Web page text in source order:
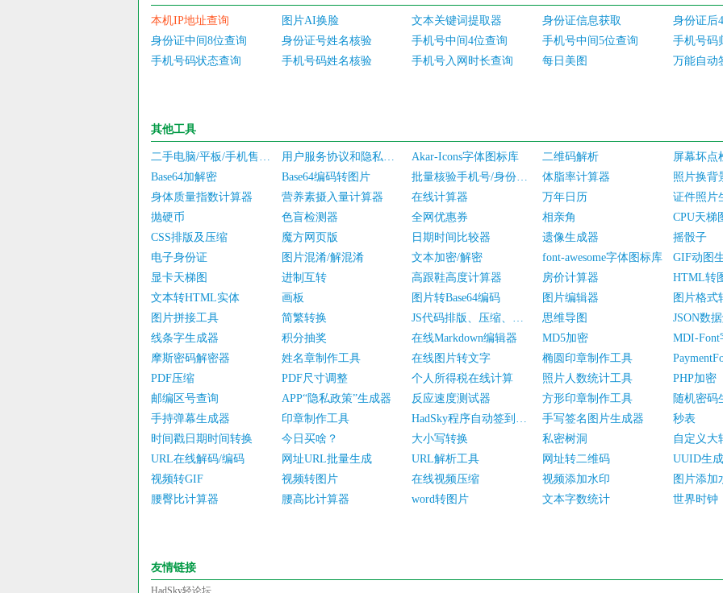
本机IP地址查询 图片AI换脸 文本关键词提取器 身份证信息获取
身份证后
身份证中间8位查询
身份证号姓名核验 手机号中间4位查询 手机号中间5位查询
手机号码
手机号码状态查询
手机号码姓名核验 手机号入网时长查询 每日美图 万能自动
其他工具
二手电脑/平板/手机售价估算 用户服务协议和隐私政策 Akar-Icons字体图标库 二维码解析
屏幕坏点
Base64加解密
Base64编码转图片 批量核验手机号/身份证实名认证 体脂率计算器
照片换背
身体质量指数计算器
营养素摄入量计算器 在线计算器 万年日历
证件照片
抛硬币
色盲检测器 全网优惠券 相亲角
CPU天梯
CSS排版及压缩
魔方网页版 日期时间比较器 遗像生成器
摇骰子
电子身份证
图片混淆/解混淆 文本加密/解密 font-awesome字体图标库
GIF动图
显卡天梯图
进制互转 高跟鞋高度计算器 房价计算器
HTML转
文本转HTML实体
画板 图片转Base64编码 图片编辑器
图片格式
图片拼接工具
简繁转换 JS代码排版、压缩、加密/混淆 思维导图
JSON数
线条字生成器
积分抽奖 在线Markdown编辑器 MD5加密
MDI-Font
摩斯密码解密器
姓名章制作工具 在线图片转文字 椭圆印章制作工具
PDF压缩
PDF尺寸调整 个人所得税在线计算 照片人数统计工具
PHP加密
邮编区号查询
APP“隐私政策”生成器 反应速度测试器 方形印章制作工具
随机密码
手持弹幕生成器
印章制作工具 HadSky程序自动签到工具 手写签名图片生成器
秒表
时间戳日期时间转换
今日买啥？ 大小写转换 私密树洞
自定义大
URL在线解码/编码
网址URL批量生成 URL解析工具 网址转二维码
UUID生
视频转GIF
视频转图片 在线视频压缩 视频添加水印
图片添加
腰臀比计算器
腰高比计算器 word转图片 文本字数统计 世界时钟
友情链接
HadSky轻论坛